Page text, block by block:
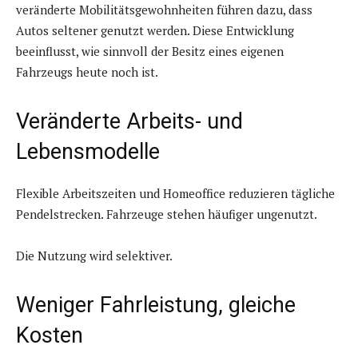
veränderte Mobilitätsgewohnheiten führen dazu, dass
Autos seltener genutzt werden. Diese Entwicklung
beeinflusst, wie sinnvoll der Besitz eines eigenen
Fahrzeugs heute noch ist.
Veränderte Arbeits- und
Lebensmodelle
Flexible Arbeitszeiten und Homeoffice reduzieren tägliche
Pendelstrecken. Fahrzeuge stehen häufiger ungenutzt.
Die Nutzung wird selektiver.
Weniger Fahrleistung, gleiche
Kosten